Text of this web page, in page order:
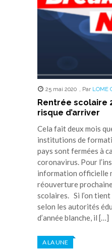
25 mai 2020 , Par LOME
Rentrée scolaire
risque d’arriver
Cela fait deux mois
institutions de
pays sont fermées à
coronavirus. Pour
information officielle
réouverture
scolaires. Si l’on
selon les autorités
d’année blanche, il […]
A LA UNE